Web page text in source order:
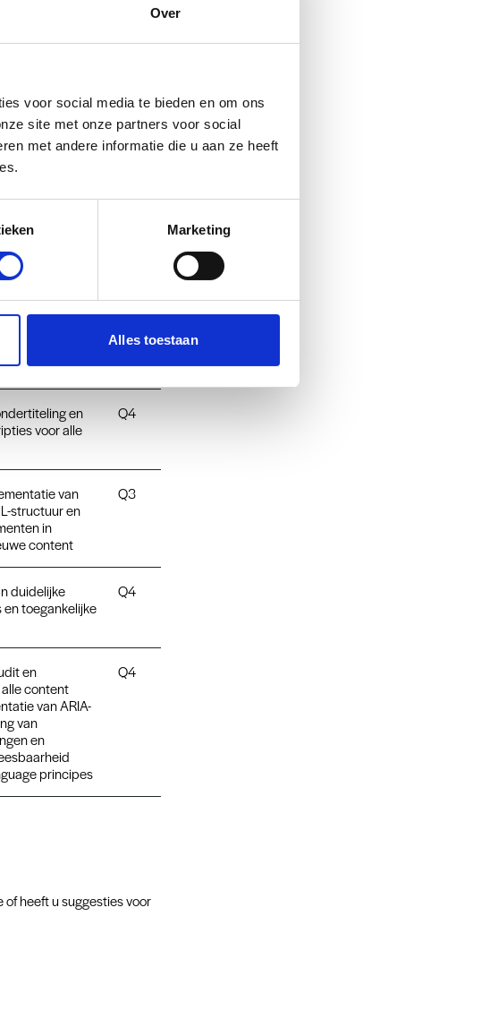
Over
voor social media te bieden en om ons
site met onze partners voor social
met andere informatie die u aan ze heeft
Marketing
Alles toestaan
toegankelijke
en conversie
Q3
om te
4.5:1 voor
voor grote
Q3
van alle alt-
Q4
en
voor alle
Q4
van
structuur en
in
content
Q3
duidelijke
toegankelijke
Q4
en
content
van ARIA-
van
en
principes
Q4
heeft u suggesties voor